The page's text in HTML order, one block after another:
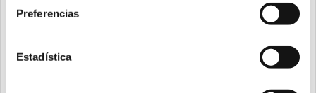
Preferencias
Estadística